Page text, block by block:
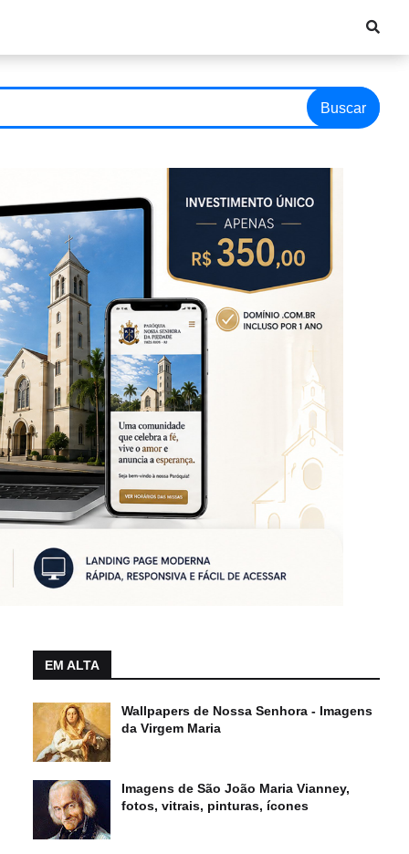
Buscar
EM ALTA
Wallpapers de Nossa Senhora - Imagens
da Virgem Maria
Imagens de São João Maria Vianney,
fotos, vitrais, pinturas, ícones